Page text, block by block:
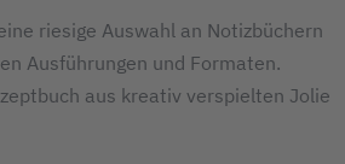
riesige Auswahl an Notizbüchern
Ausführungen und Formaten.
aus kreativ verspielten Jolie